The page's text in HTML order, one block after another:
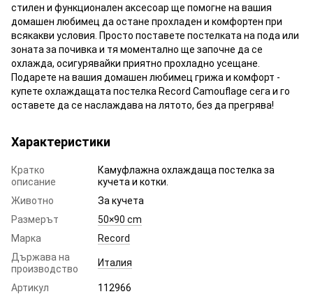
стилен и функционален аксесоар ще помогне на вашия
домашен любимец да остане прохладен и комфортен при
всякакви условия. Просто поставете постелката на пода или
зоната за почивка и тя моментално ще започне да се
охлажда, осигурявайки приятно прохладно усещане.
Подарете на вашия домашен любимец грижа и комфорт -
купете охлаждащата постелка Record Camouflage сега и го
оставете да се наслаждава на лятото, без да прегрява!
Характеристики
Кратко
описание
Камуфлажна охлаждаща постелка за
кучета и котки.
Животно
За кучета
Размерът
50×90 cm
Марка
Record
Държава на
производство
Италия
Артикул 112966